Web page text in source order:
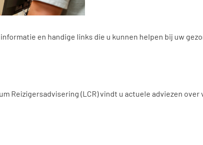
en handige links die u kunnen helpen bij uw
Reizigersadvisering (LCR) vindt u actuele adviezen